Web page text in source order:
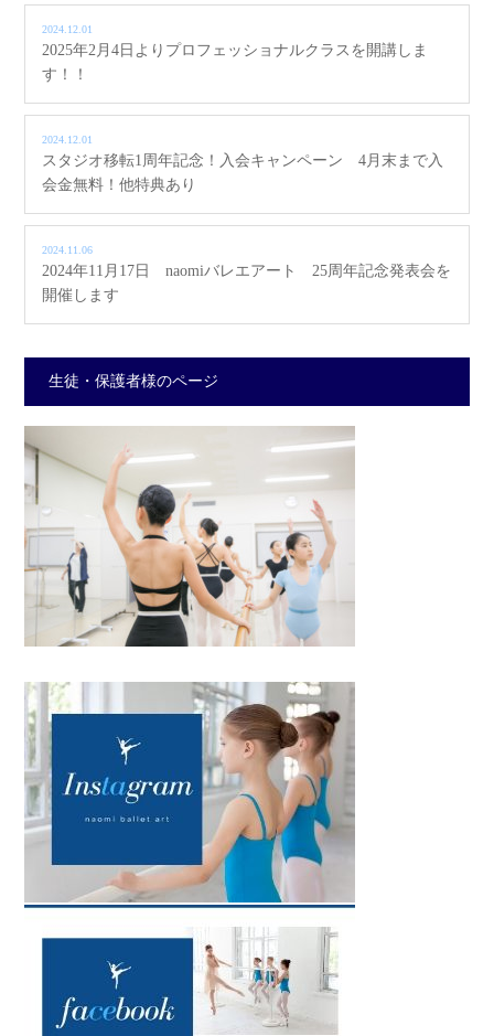
2024.12.01
2025年2月4日よりプロフェッショナルクラスを開講しま
す！！
2024.12.01
スタジオ移転1周年記念！入会キャンペーン 4月末まで入
会金無料！他特典あり
2024.11.06
2024年11月17日 naomiバレエアート 25周年記念発表会を
開催します
生徒・保護者様のページ